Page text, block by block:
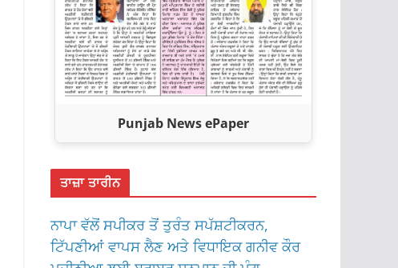
Punjab News ePaper
ਤਾਜ਼ਾ ਤਾਰੀਨ
ਨਾਪਾ ਵੱਲੋਂ ਸਪੀਕਰ ਤੋਂ ਤੁਰੰਤ ਸਪੱਸ਼ਟੀਕਰਨ,
ਟਿੱਪਣੀਆਂ ਵਾਪਸ ਲੈਣ ਅਤੇ ਵਿਧਾਇਕ ਗਨੀਵ ਕੌਰ